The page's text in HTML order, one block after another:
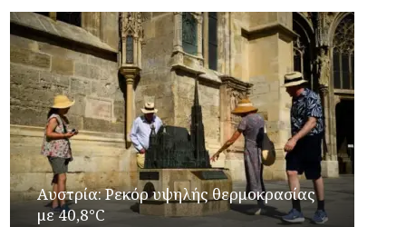
Αυστρία: Ρεκόρ υψηλής θερμοκρασίας
με 40,8°C